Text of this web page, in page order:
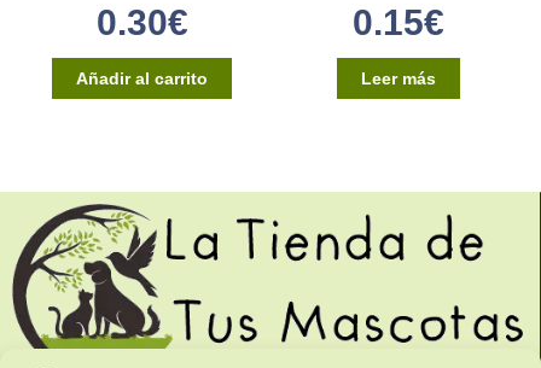
0.30€
Añadir al carrito
0.15€
Leer más